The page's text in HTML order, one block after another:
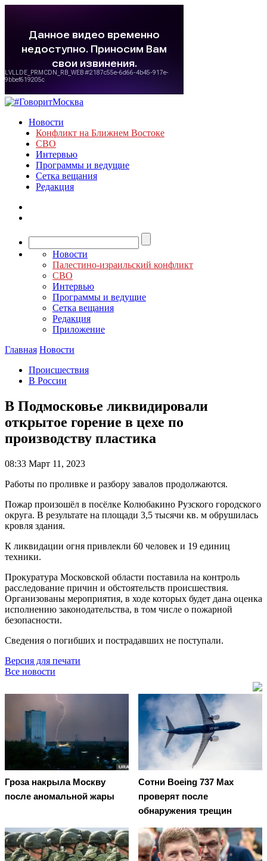
Новости
Конфликт на Ближнем Востоке
СВО
Интервью
Программы и ведущие
Сетка вещания
Редакция
Новости
Палестино-израильский конфликт
СВО
Интервью
Программы и ведущие
Сетка вещания
Редакция
Приложение
Главная Новости
Происшествия
В России
В Подмосковье ликвидировали
открытое горение в цехе по
производству пластика
08:33 Март 11, 2023
Работы по проливке и разбору завалов продолжаются.
Пожар произошёл в посёлке Колюбакино Рузского городского
округа. В результате на площади 3,5 тысячи кв. м обрушилась
кровля здания.
К ликвидации огня привлекли 60 человек и 19 единиц
техники.
Прокуратура Московской области поставила на контроль
расследование причин и обстоятельств происшествия.
Организованы мероприятия, в ходе которых будет дана оценка
исполнению законодательства, в том числе о пожарной
безопасности.
Сведения о погибших и пострадавших не поступали.
Версия для печати
Все новости
Гроза накрыла Москву
после аномальной жары
Сотни Boeing 737 Max
проверят после
обнаружения трещин